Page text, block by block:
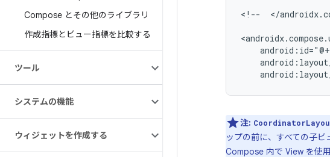
Compose とその他のライブラリ
作成指標とビュー指標を比較する
ツール
システムの機能
ウィジェットを作成する
<!-- </
注:
ップの前に、すべての子
Compose 内で View を使